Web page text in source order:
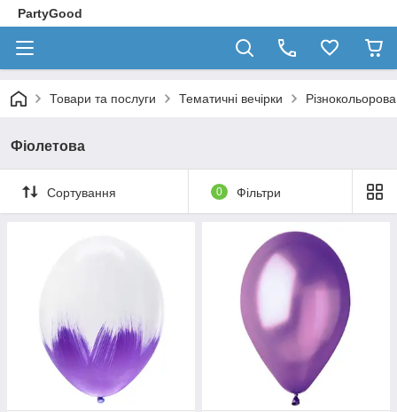
PartyGood
Товари та послуги Тематичні вечірки
Фіолетова
Сортування 0 Фільтри